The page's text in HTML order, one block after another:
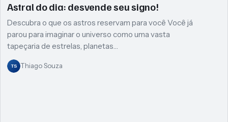
Astral do dia: desvende seu signo!
Descubra o que os astros reservam para você Você já
parou para imaginar o universo como uma vasta
tapeçaria de estrelas, planetas…
TS Thiago Souza